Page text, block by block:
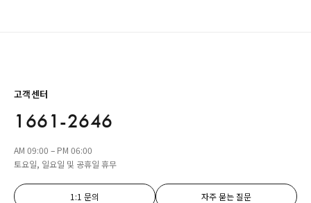
고객센터
1661-2646
AM 09:00 – PM 06:00
토요일, 일요일 및 공휴일 휴무
1:1 문의 자주 묻는 질문